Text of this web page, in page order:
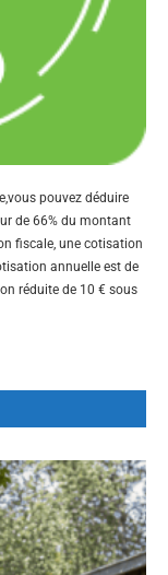
pouvez déduire
de 66% du montant
fiscale, une cotisation
annuelle est de
réduite de 10 € sous